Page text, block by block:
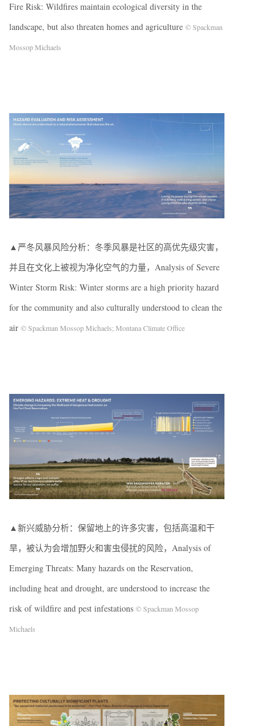
Fire Risk: Wildfires maintain ecological diversity in the
landscape, but also threaten homes and agriculture © Spackman
Mossop Michaels
▲严冬风暴风险分析：冬季风暴是社区的高优先级灾害，
并且在文化上被视为净化空气的力量，Analysis of Severe
Winter Storm Risk: Winter storms are a high priority hazard
for the community and also culturally understood to clean the
air © Spackman Mossop Michaels; Montana Climate Office
▲新兴威胁分析：保留地上的许多灾害，包括高温和干
旱，被认为会增加野火和害虫侵扰的风险，Analysis of
Emerging Threats: Many hazards on the Reservation,
including heat and drought, are understood to increase the
risk of wildfire and pest infestations © Spackman Mossop
Michaels